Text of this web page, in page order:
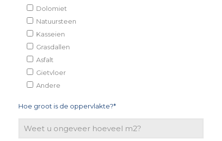
Dolomiet
Natuursteen
Kasseien
Grasdallen
Asfalt
Gietvloer
Andere
Hoe groot is de oppervlakte?*